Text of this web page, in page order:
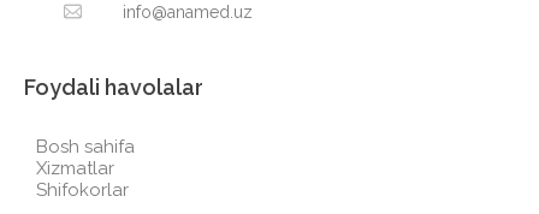
info@anamed.uz
Foydali havolalar
Bosh sahifa
Xizmatlar
Shifokorlar